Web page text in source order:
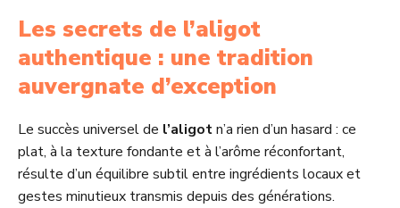
Les secrets de l’aligot
authentique : une tradition
auvergnate d’exception
Le succès universel de l’aligotn’a rien d’un hasard : ce
plat, à la texture fondante et à l’arôme réconfortant,
résulte d’un équilibre subtil entre ingrédients locaux et
gestes minutieux transmis depuis des générations.